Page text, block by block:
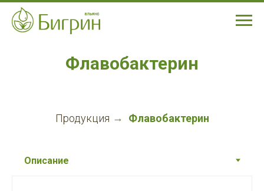
Флавобактерин
Продукция → Флавобактерин